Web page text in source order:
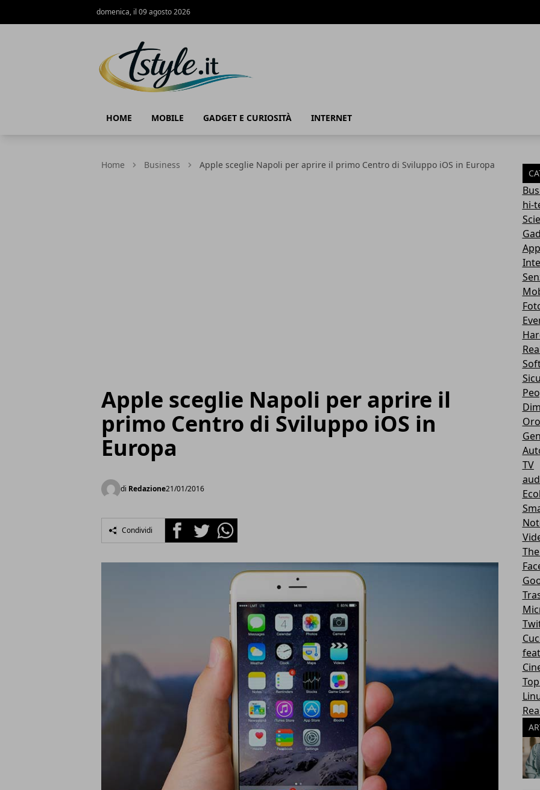
domenica, il 09 agosto 2026
HOME MOBILE GADGET E CURIOSITÀ INTERNET
Home Business Apple sceglie Napoli per aprire il primo Centro di Sviluppo iOS in Europa
Apple sceglie Napoli per aprire il
primo Centro di Sviluppo iOS in
Europa
di Redazione21/01/2016
Condividi FacebookTwitterWhatsapp
hi-
TV